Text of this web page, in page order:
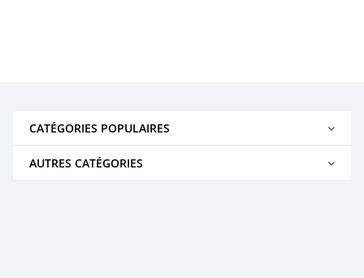
CATÉGORIES POPULAIRES
AUTRES CATÉGORIES